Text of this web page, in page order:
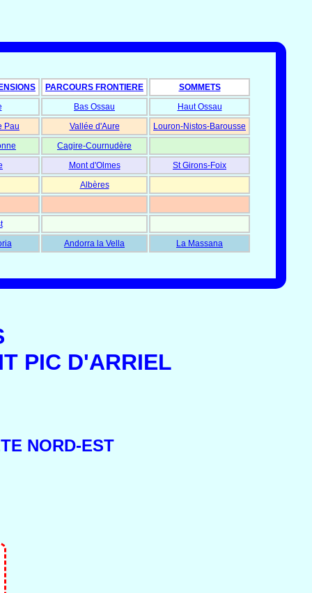
PARCOURS FRONTIERE
SOMMETS
Bas Ossau
Haut Ossau
Pau
Vallée d'Aure
Louron-Nistos-Barousse
Cagire-Cournudère
Mont d'Olmes
St Girons-Foix
Albères
Andorra la Vella La Massana
PIC D'ARRIEL
NORD-EST